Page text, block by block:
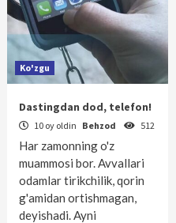
Ko'zgu
Dastingdan dod, telefon!
10 oy oldin Behzod 512
Har zamonning o'z
muammosi bor. Avvallari
odamlar tirikchilik, qorin
g'amidan ortishmagan,
deyishadi. Ayni